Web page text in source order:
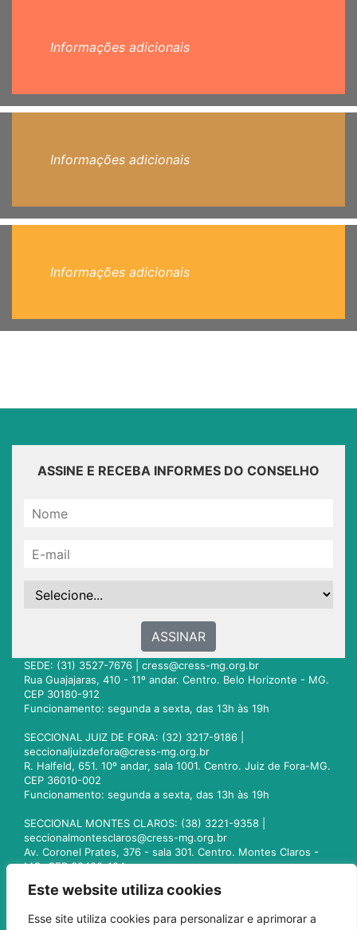
Este website utiliza cookies
Esse site utiliza cookies para personalizar e aprimorar a
Informações adicionais
Informações adicionais
Informações adicionais
ASSINE E RECEBA INFORMES DO CONSELHO
ASSINAR
SEDE: (31) 3527-7676 | cress@cress-mg.org.br
Rua Guajajaras, 410 - 11º andar. Centro. Belo Horizonte - MG.
CEP 30180-912
Funcionamento: segunda a sexta, das 13h às 19h
SECCIONAL JUIZ DE FORA: (32) 3217-9186 |
seccionaljuizdefora@cress-mg.org.br
R. Halfeld, 651. 10º andar, sala 1001. Centro. Juiz de Fora-MG.
CEP 36010-002
Funcionamento: segunda a sexta, das 13h às 19h
SECCIONAL MONTES CLAROS: (38) 3221-9358 |
seccionalmontesclaros@cress-mg.org.br
Av. Coronel Prates, 376 - sala 301. Centro. Montes Claros -
MG. CEP 39400-104
seccionaluberlandia@cress-mg.org.br